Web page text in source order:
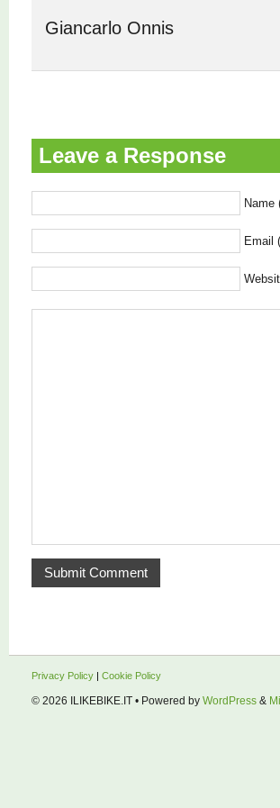
Giancarlo Onnis
Leave a Response
Name
Email
Privacy Policy | Cookie Policy
© 2026 ILIKEBIKE.IT • Powered by WordPress &